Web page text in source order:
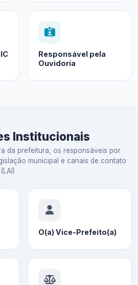
Responsável pela
Ouvidoria
Institucionais
da prefeitura, os responsáveis por
municipal e canais de contato
O(a) Vice-Prefeito(a)